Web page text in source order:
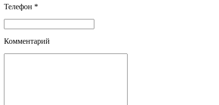
Телефон *
Комментарий